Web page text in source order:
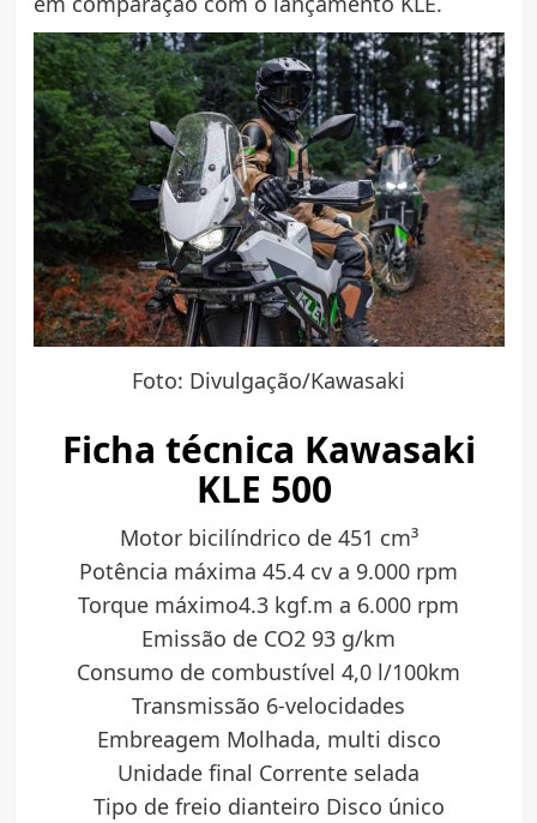
Foto: Divulgação/Kawasaki
Ficha técnica Kawasaki
KLE 500
Motor bicilíndrico de 451 cm³
Potência máxima 45.4 cv a 9.000 rpm
Torque máximo4.3 kgf.m a 6.000 rpm
Emissão de CO2 93 g/km
Consumo de combustível 4,0 l/100km
Transmissão 6-velocidades
Embreagem Molhada, multi disco
Unidade final Corrente selada
Tipo de freio dianteiro Disco único